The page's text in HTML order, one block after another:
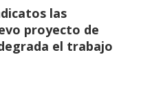
las
proyecto de
el trabajo